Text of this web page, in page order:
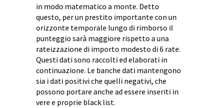
in modo matematico a monte. Detto
questo, per un prestito importante con un
orizzonte temporale lungo di rimborso il
punteggio sarà maggiore rispetto a una
rateizzazione di importo modesto di 6 rate.
Questi dati sono raccolti ed elaborati in
continuazione. Le banche dati mantengono
sia i dati positivi che quelli negativi, che
possono portare anche ad essere inseriti in
vere e proprie black list.